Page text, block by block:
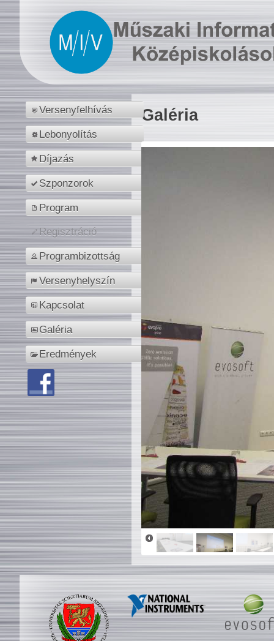
Versenyfelhívás
Lebonyolítás
Díjazás
Szponzorok
Program
Regisztráció
Programbizottság
Versenyhelyszín
Kapcsolat
Galéria
Eredmények
Galéria